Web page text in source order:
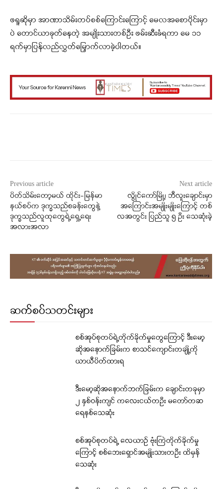
ဖရူဆိုမှာ အာဏာသိမ်းတပ်စစ်ကြောင်းကြောင့် မေလအစောပိုင်းမှာ
ပဲ တောင်ယာခုတ်နေတဲ့ အမျိုးသားတစ်ဦး ဖမ်းဆီးခံရကာ မေ ၁၁
ရက်မှာပြန်လည်လွှတ်မြှောက်လာခဲ့ပါတယ်။
Previous article
ပိတ်သိမ်းတော့မယ် ထိုင်း-မြန်မာ
နယ်စပ်က ဒုက္ခသည်စခန်းတွေနဲ့
ဒုက္ခသည်လူထုတွေရဲ့ရှေ့ရေး
အလားအလာ
Next article
လွိုင်ကော်မြို့၊ ဘီလူးချောင်းမှာ
အကြောင်းအမျိုးမျိုးကြောင့် တစ်
လအတွင်း ပြည်သူ ၅ ဦး သေဆုံးခဲ့
ဆက်စပ်သတင်းများ
စစ်အုပ်စုတပ်ရဲ့တိုက်ခိုက်မှုတွေကြောင့် ဒီးမော့
ဆိုအနောက်ခြမ်းက စာသင်ကျောင်းတချို့ကို
ယာယီပိတ်ထားရ
ဒီးမော့ဆိုအနောက်ဘက်ခြမ်းက ချောင်းတခုမှာ
၂ နှစ်ဝန်းကျင် ကလေးငယ်တဦး မတော်တဆ
ရေနစ်သေဆုံး
စစ်အုပ်စုတပ်ရဲ့ လေယာဉ် ဗုံးကြဲတိုက်ခိုက်မှု
ကြောင့် စစ်ဘေးရှောင်အမျိုးသားတဦး ထိမှန်
သေဆုံး